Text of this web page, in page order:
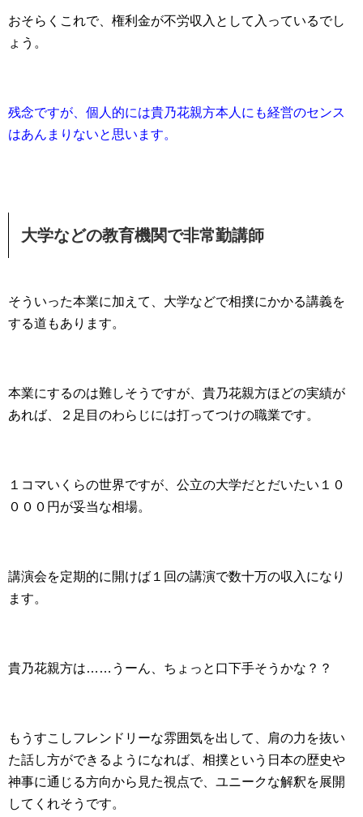
おそらくこれで、権利金が不労収入として入っているでし
ょう。
残念ですが、個人的には貴乃花親方本人にも経営のセンス
はあんまりないと思います。
大学などの教育機関で非常勤講師
そういった本業に加えて、大学などで相撲にかかる講義を
する道もあります。
本業にするのは難しそうですが、貴乃花親方ほどの実績が
あれば、２足目のわらじには打ってつけの職業です。
１コマいくらの世界ですが、公立の大学だとだいたい１０
０００円が妥当な相場。
講演会を定期的に開けば１回の講演で数十万の収入になり
ます。
貴乃花親方は……うーん、ちょっと口下手そうかな？？
もうすこしフレンドリーな雰囲気を出して、肩の力を抜い
た話し方ができるようになれば、相撲という日本の歴史や
神事に通じる方向から見た視点で、ユニークな解釈を展開
してくれそうです。